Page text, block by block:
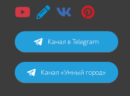
Канал в Telegram
Канал «Умный город»